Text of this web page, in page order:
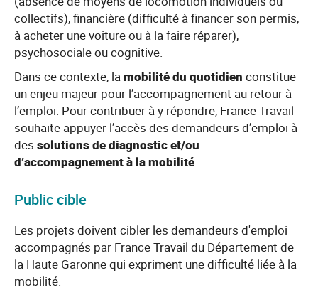
collectifs), financière (difficulté à financer son permis,
à acheter une voiture ou à la faire réparer),
psychosociale ou cognitive.
Dans ce contexte, lamobilité du quotidien constitue
un enjeu majeur pour l’accompagnement au retour à
l’emploi. Pour contribuer à y répondre, France Travail
souhaite appuyer l’accès des demandeurs d’emploi à
des solutions de diagnostic et/ou
d’accompagnement à la mobilité.
Public cible
Les projets doivent cibler les demandeurs d'emploi
accompagnés par France Travail du Département de
la Haute Garonne qui expriment une difficulté liée à la
mobilité.